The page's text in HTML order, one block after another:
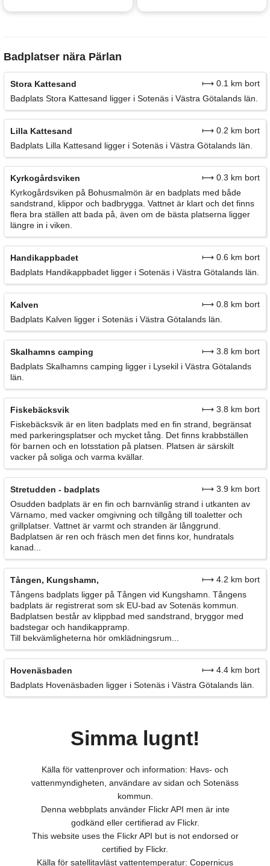
Badplatser nära Pärlan
Stora Kattesand
⟼ 0.1 km bort
Badplats Stora Kattesand ligger i Sotenäs i Västra Götalands län.
Lilla Kattesand
⟼ 0.2 km bort
Badplats Lilla Kattesand ligger i Sotenäs i Västra Götalands län.
Kyrkogårdsviken
⟼ 0.3 km bort
Kyrkogårdsviken på Bohusmalmön är en badplats med både
sandstrand, klippor och badbrygga. Vattnet är klart och det finns
flera bra ställen att bada på, även om de bästa platserna ligger
längre in i viken.
Handikappbadet
⟼ 0.6 km bort
Badplats Handikappbadet ligger i Sotenäs i Västra Götalands län.
Kalven
⟼ 0.8 km bort
Badplats Kalven ligger i Sotenäs i Västra Götalands län.
Skalhamns camping
⟼ 3.8 km bort
Badplats Skalhamns camping ligger i Lysekil i Västra Götalands
län.
Fiskebäcksvik
⟼ 3.8 km bort
Fiskebäcksvik är en liten badplats med en fin strand, begränsat
med parkeringsplatser och mycket tång. Det finns krabbställen
för barnen och en lotsstation på platsen. Platsen är särskilt
vacker på soliga och varma kvällar.
Stretudden - badplats
⟼ 3.9 km bort
Osudden badplats är en fin och barnvänlig strand i utkanten av
Värnamo, med vacker omgivning och tillgång till toaletter och
grillplatser. Vattnet är varmt och stranden är långgrund.
Badplatsen är ren och fräsch men det finns kor, hundratals
kanad...
Tången, Kungshamn,
⟼ 4.2 km bort
Tångens badplats ligger på Tången vid Kungshamn. Tångens
badplats är registrerat som sk EU-bad av Sotenäs kommun.
Badplatsen består av klippbad med sandstrand, bryggor med
badstegar och handikappramp.
Till bekvämligheterna hör omklädningsrum...
Hovenäsbaden
⟼ 4.4 km bort
Badplats Hovenäsbaden ligger i Sotenäs i Västra Götalands län.
Simma lugnt!
Källa för vattenprover och information: Havs- och
vattenmyndigheten, användare av sidan och Sotenäss
kommun.
Denna webbplats använder Flickr API men är inte
godkänd eller certifierad av Flickr.
This website uses the Flickr API but is not endorsed or
certified by Flickr.
Källa för satellitavläst vattentemperatur: Copernicus